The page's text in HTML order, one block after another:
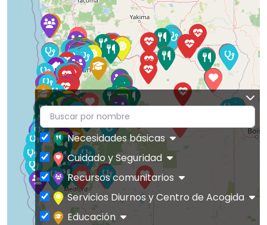
Necesidades básicas
Cuidado y Seguridad
Recursos comunitarios
Servicios Diurnos y Centro de Acogida
Educación